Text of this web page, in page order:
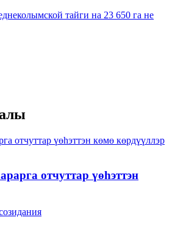
тайги на 23 650 га не
отчуттар үөһэттэн